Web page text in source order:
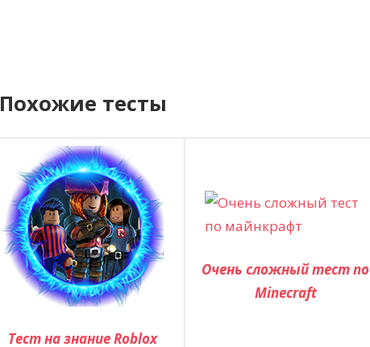
Похожие тесты
Тест на знание Roblox
Очень сложный тест по
Minecraft